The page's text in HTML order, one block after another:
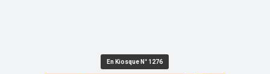
En Kiosque N° 1276